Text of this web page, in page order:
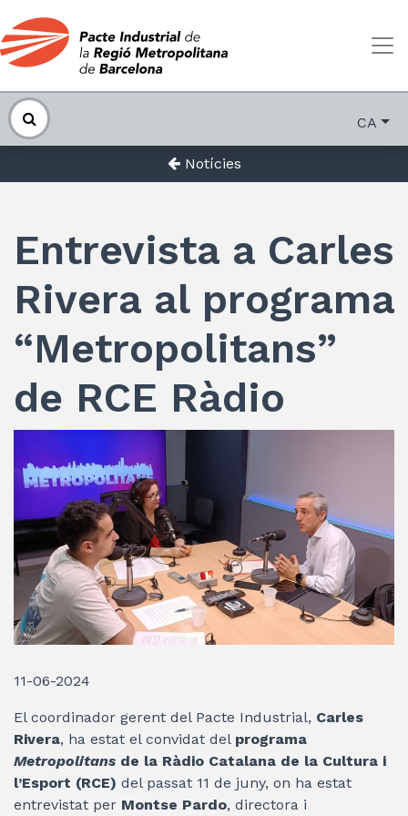
CA
Notícies
Entrevista a Carles
Rivera al programa
“Metropolitans”
de RCE Ràdio
11-06-2024
El coordinador gerent del Pacte Industrial, Carles
Rivera, ha estat el convidat del programa
Metropolitans de la Ràdio Catalana de la Cultura i
l’Esport (RCE) del passat 11 de juny, on ha estat
entrevistat per Montse Pardo, directora i